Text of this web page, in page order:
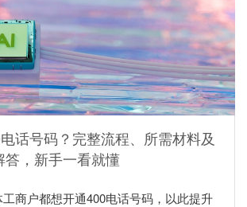
话号码？完整流程、所需材料及
答，新手一看就懂
商户都想开通400电话号码，以此提升